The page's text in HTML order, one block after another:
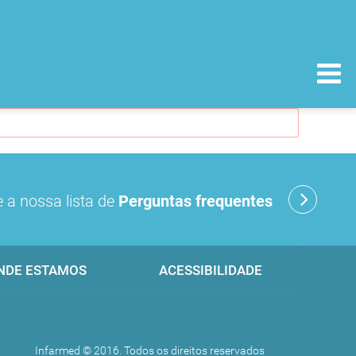
a nossa lista de Perguntas frequentes
ESTAMOS ACESSIBILIDADE
Infarmed © 2016. Todos os direitos reservados